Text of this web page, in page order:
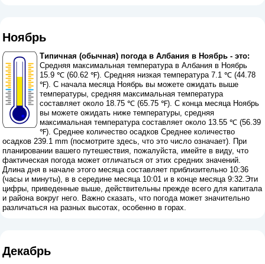
Ноябрь
Типичная (обычная) погода в Албания в Ноябрь - это:
Средняя максимальная температура в Албания в Ноябрь
15.9 ℃ (60.62 ℉). Средняя низкая температура 7.1 ℃ (44.78
℉). С начала месяца Ноябрь вы можете ожидать выше
температуры, средняя максимальная температура
составляет около 18.75 ℃ (65.75 ℉). С конца месяца Ноябрь
вы можете ожидать ниже температуры, средняя
максимальная температура составляет около 13.55 ℃ (56.39
℉). Среднее количество осадков Среднее количество
осадков 239.1 mm (посмотрите здесь, что это число означает). При
планировании вашего путешествия, пожалуйста, имейте в виду, что
фактическая погода может отличаться от этих средних значений.
Длина дня в начале этого месяца составляет приблизительно 10:36
(часы и минуты), в в середине месяца 10:01 и в конце месяца 9:32.Эти
цифры, приведенные выше, действительны прежде всего для капитала
и района вокруг него. Важно сказать, что погода может значительно
различаться на разных высотах, особенно в горах.
Декабрь